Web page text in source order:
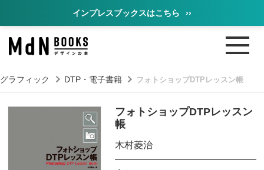
インプレスブックスはこちら ››
ラフィック DTP・電子書籍 フォトショップDTPレッスン帳
フォトショップDTPレッスン
帳
木村菱治